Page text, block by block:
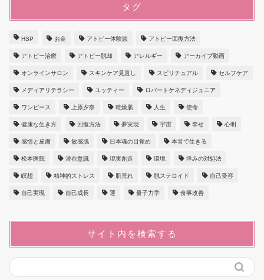
タグ
HSP お金 アトピー体験談 アトピー回復方法
アトピー治療 アトピー脱却 アレルギー アーカイブ動画
オンラインサロン スキンケア見直し スピリチュアル セルフケア
メディアリテラシー ユッティー ロバートケネディジュニア
ワンピース 上原夕奈 乾燥肌 人生 使命
健康な生き方 回復方法 夢実現 宇宙 幸せ 心明
感情と皮膚 敏感肌 日本魂の目覚め 本音で生きる
松本医院 潜在意識 現実創造 環境 痒みの対処法
瞑想 精神的ストレス 肌荒れ 脱ステロイド 自己受容
自己実現 自己成長 運 量子力学 食事改善
サイト内を検索する